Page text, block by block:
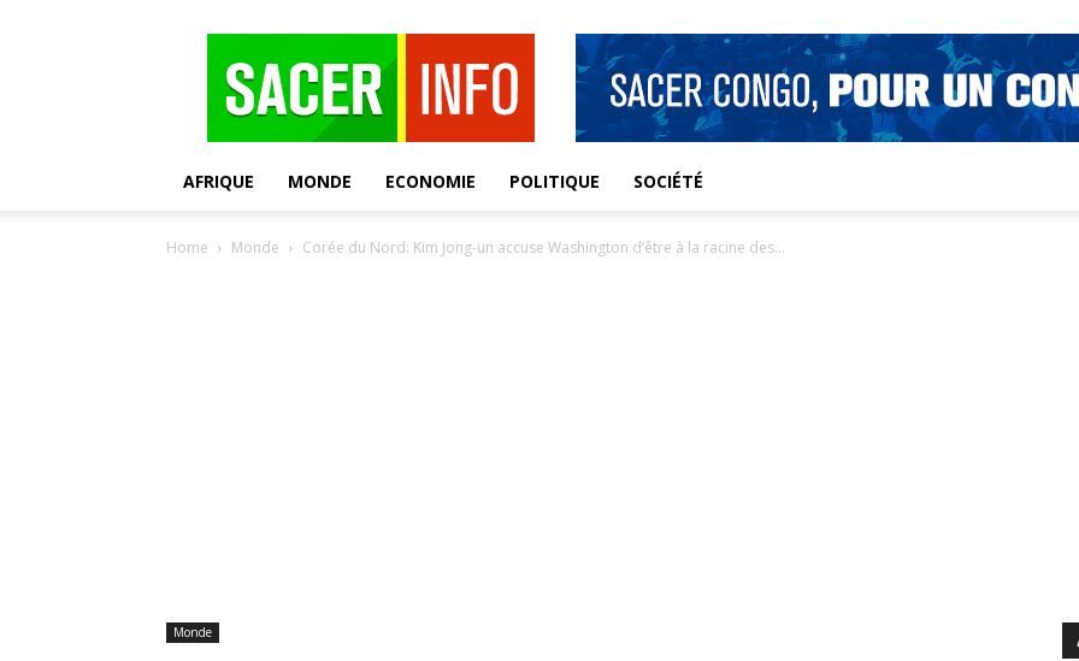
AFRIQUE MONDE ECONOMIE POLITIQUE SOCIÉTÉ
Home Monde Corée du Nord: Kim Jong-un accuse Washington d’être à la racine des...
Monde